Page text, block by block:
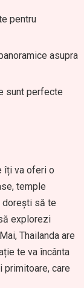
pentru
asupra
sunt perfecte
îți va oferi o
temple
dorești să te
explorezi
Thailanda are
te va încânta
primitoare, care